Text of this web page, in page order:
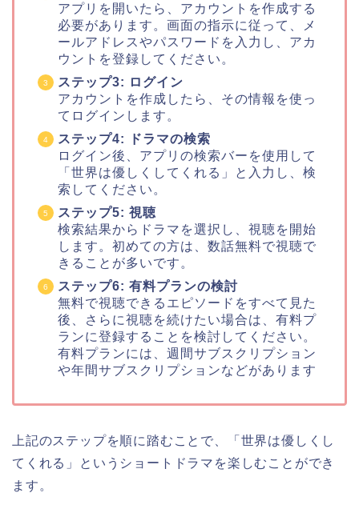
アプリを開いたら、アカウントを作成する
必要があります。画面の指示に従って、メ
ールアドレスやパスワードを入力し、アカ
ウントを登録してください。
ステップ3: ログイン
アカウントを作成したら、その情報を使っ
てログインします。
ステップ4: ドラマの検索
ログイン後、アプリの検索バーを使用して
「世界は優しくしてくれる」と入力し、検
索してください。
ステップ5: 視聴
検索結果からドラマを選択し、視聴を開始
します。初めての方は、数話無料で視聴で
きることが多いです。
ステップ6: 有料プランの検討
無料で視聴できるエピソードをすべて見た
後、さらに視聴を続けたい場合は、有料プ
ランに登録することを検討してください。
有料プランには、週間サブスクリプション
や年間サブスクリプションなどがあります
上記のステップを順に踏むことで、「世界は優しくし
てくれる」というショートドラマを楽しむことができ
ます。